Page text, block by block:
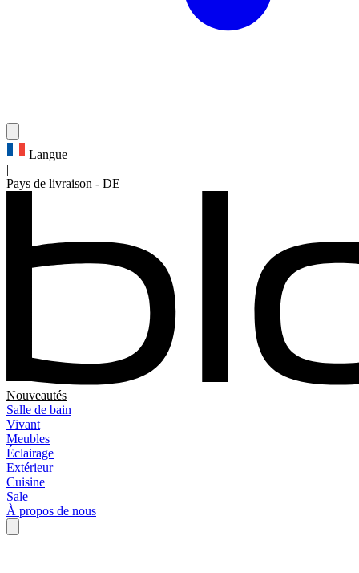
Langue
Pays de livraison - DE
Nouveautés
Salle de bain
Vivant
Meubles
Éclairage
Extérieur
Cuisine
Sale
À propos de nous